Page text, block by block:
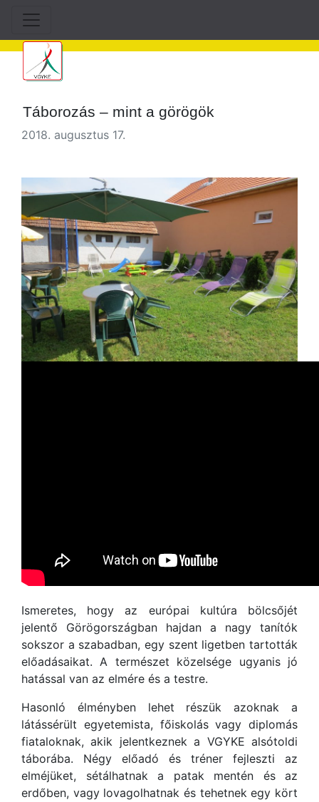
Táborozás – mint a görögök
2018. augusztus 17.
Ismeretes, hogy az európai kultúra bölcsőjét
jelentő Görögországban hajdan a nagy tanítók
sokszor a szabadban, egy szent ligetben tartották
előadásaikat. A természet közelsége ugyanis jó
hatással van az elmére és a testre.
Hasonló élményben lehet részük azoknak a
látássérült egyetemista, főiskolás vagy diplomás
fiataloknak, akik jelentkeznek a VGYKE alsótoldi
táborába. Négy előadó és tréner fejleszti az
elméjüket, sétálhatnak a patak mentén és az
erdőben, vagy lovagolhatnak és tehetnek egy kört